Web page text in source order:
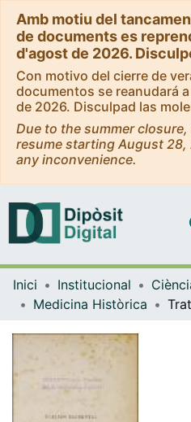
Amb motiu del
de documents es
d'agost de 2026.
Con motivo del cierre de
documentos se reanudará
de 2026. Disculpad las
Due to the summer
resume starting August 28,
any inconvenience.
Inici Institucional
Medicina Històrica